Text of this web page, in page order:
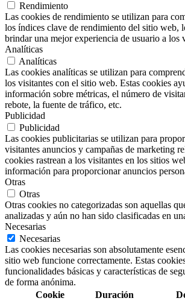
Rendimiento
Las cookies de rendimiento se utilizan para
los índices clave de rendimiento del sitio web,
brindar una mejor experiencia de usuario a los
Analíticas
Analíticas
Las cookies analíticas se utilizan para
los visitantes con el sitio web. Estas cookies
información sobre métricas, el número de
rebote, la fuente de tráfico, etc.
Publicidad
Publicidad
Las cookies publicitarias se utilizan para
visitantes anuncios y campañas de marketing
cookies rastrean a los visitantes en los sitios
información para proporcionar anuncios
Otras
Otras
Otras cookies no categorizadas son aquellas
analizadas y aún no han sido clasificadas en
Necesarias
Necesarias
Las cookies necesarias son absolutamente
sitio web funcione correctamente. Estas
funcionalidades básicas y características de
de forma anónima.
Cookie
Duración